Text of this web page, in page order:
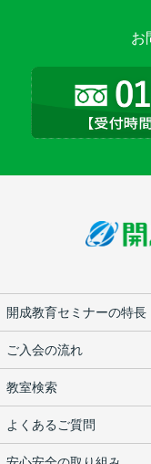
お
開成教育セミナーの特長
ご入会の流れ
教室検索
よくあるご質問